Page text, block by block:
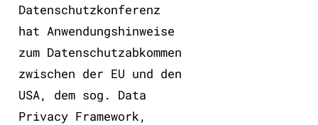
Datenschutzkonferenz
hat Anwendungshinweise
zum Datenschutzabkommen
zwischen der EU und den
USA, dem sog. Data
Privacy Framework,